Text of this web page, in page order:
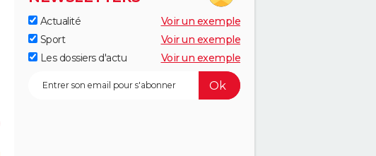
Actualité
Voir un exemple
Sport
Voir un exemple
Les dossiers d'actu
Voir un exemple